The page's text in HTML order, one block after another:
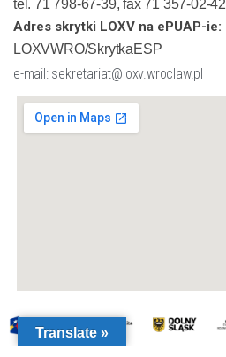
tel. 71 798-67-39, fax 71 357-02-42
Adres skrytki LOXV na ePUAP-ie:
LOXVWRO/SkrytkaESP
e-mail: sekretariat@loxv.wroclaw.pl
Translate »